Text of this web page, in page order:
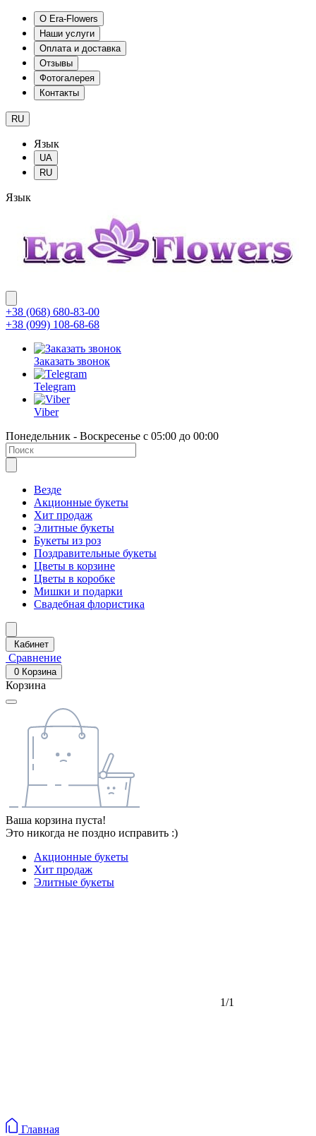
О Era-Flowers
Наши услуги
Оплата и доставка
Отзывы
Фотогалерея
Контакты
RU
Язык
UA
RU
Язык
+38 (068) 680-83-00
+38 (099) 108-68-68
Заказать звонок
Telegram
Viber
Понедельник - Воскресенье с 05:00 до 00:00
Везде
Акционные букеты
Хит продаж
Элитные букеты
Букеты из роз
Поздравительные букеты
Цветы в корзине
Цветы в коробке
Мишки и подарки
Свадебная флористика
Кабинет
Сравнение
0 Корзина
Корзина
Ваша корзина пуста!
Это никогда не поздно исправить :)
Акционные букеты
Хит продаж
Элитные букеты
1/1
Главная